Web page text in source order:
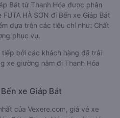
Bát từ Thanh Hóa được phân
HÀ SƠN đi Bến xe Giáp Bát
dựa trên các tiêu chí như: Chất
phục vụ.
bởi các khách hàng đã trải
xe giường nằm đi Thanh Hóa
xe Giáp Bát
của Vexere.com, giá vé xe